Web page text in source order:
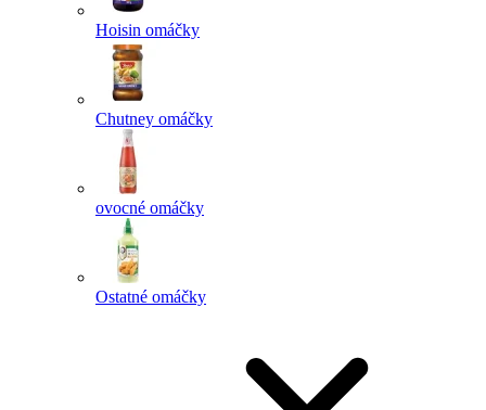
Hoisin omáčky
Chutney omáčky
ovocné omáčky
Ostatné omáčky